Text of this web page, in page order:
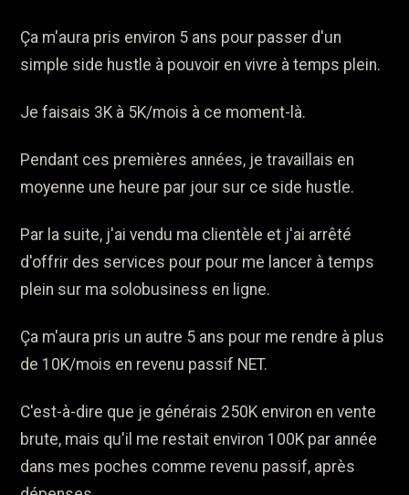
Ça m'aura pris environ 5 ans pour passer d'un
simple side hustle à pouvoir en vivre à temps plein.
Je faisais 3K à 5K/mois à ce moment-là.
Pendant ces premières années, je travaillais en
moyenne une heure par jour sur ce side hustle.
Par la suite, j'ai vendu ma clientèle et j'ai arrêté
d'offrir des services pour pour me lancer à temps
plein sur ma solobusiness en ligne.
Ça m'aura pris un autre 5 ans pour me rendre à plus
de 10K/mois en revenu passif NET.
C'est-à-dire que je générais 250K environ en vente
brute, mais qu'il me restait environ 100K par année
dans mes poches comme revenu passif, après